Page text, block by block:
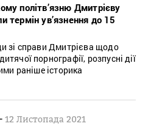
політв’язню Дмитрієву
термін ув’язнення до 15
зі справи Дмитрієва щодо
порнографії, розпусні дії
раніше історика
-12 Листопада 2021